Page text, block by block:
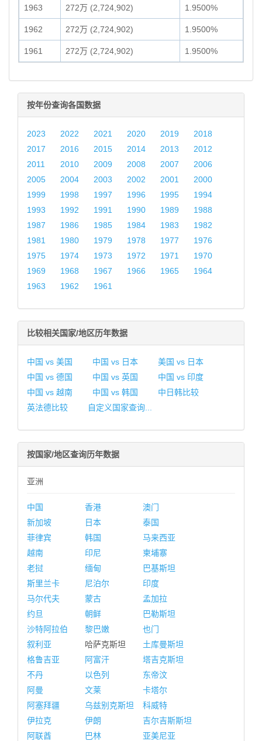
1963 272万 (2,724,902) 1.9500%
1962 272万 (2,724,902) 1.9500%
1961 272万 (2,724,902) 1.9500%
按年份查询各国数据
2023 2022 2021 2020 2019
2018
2017
2016 2015 2014 2013
2012
2011
2010 2009 2008 2007
2006
2005
2004 2003 2002 2001
2000
1999
1998 1997 1996 1995
1994
1993
1992 1991 1990 1989
1988
1987
1986 1985 1984 1983
1982
1981
1980 1979 1978 1977
1976
1975
1974 1973 1972 1971
1970
1969
1968 1967 1966 1965
1964
1963
1962 1961
比较相关国家/地区历年数据
中国 vs 美国 中国 vs 日本
美国 vs 日本
中国 vs 德国
中国 vs 英国
中国 vs 印度
中国 vs 越南
中国 vs 韩国
中日韩比较
英法德比较
自定义国家查询...
按国家/地区查询历年数据
亚洲
中国 香港
澳门
新加坡
日本
泰国
菲律宾
韩国
马来西亚
越南
印尼
柬埔寨
老挝
缅甸
巴基斯坦
斯里兰卡
尼泊尔
印度
马尔代夫
蒙古
孟加拉
约旦
朝鲜
巴勒斯坦
沙特阿拉伯
黎巴嫩
也门
叙利亚
哈萨克斯坦
土库曼斯坦
格鲁吉亚
阿富汗
塔吉克斯坦
不丹
以色列
东帝汶
阿曼
文莱
卡塔尔
阿塞拜疆
乌兹别克斯坦
科威特
伊拉克
伊朗
吉尔吉斯斯坦
阿联酋
巴林 亚美尼亚